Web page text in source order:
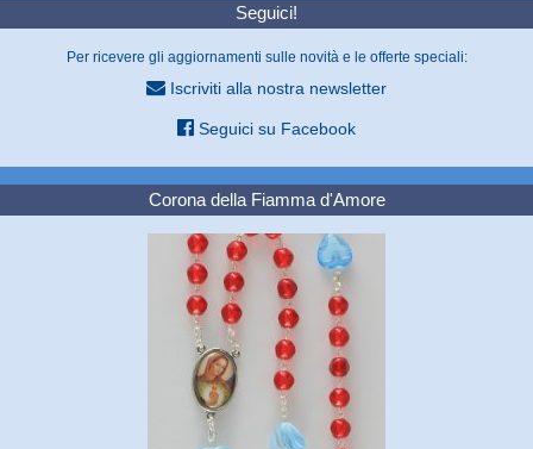
Seguici!
Per ricevere gli aggiornamenti sulle novità e le offerte speciali:
Iscriviti alla nostra newsletter
Seguici su Facebook
Corona della Fiamma d'Amore